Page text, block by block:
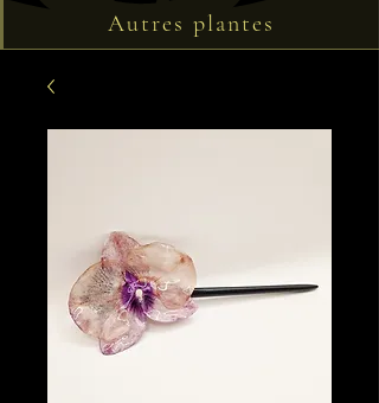
Autres plantes